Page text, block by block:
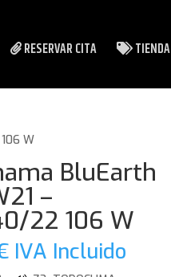
RESERVAR CITA TIENDA
W
BluEarth
–
22 106 W
IVA Incluido